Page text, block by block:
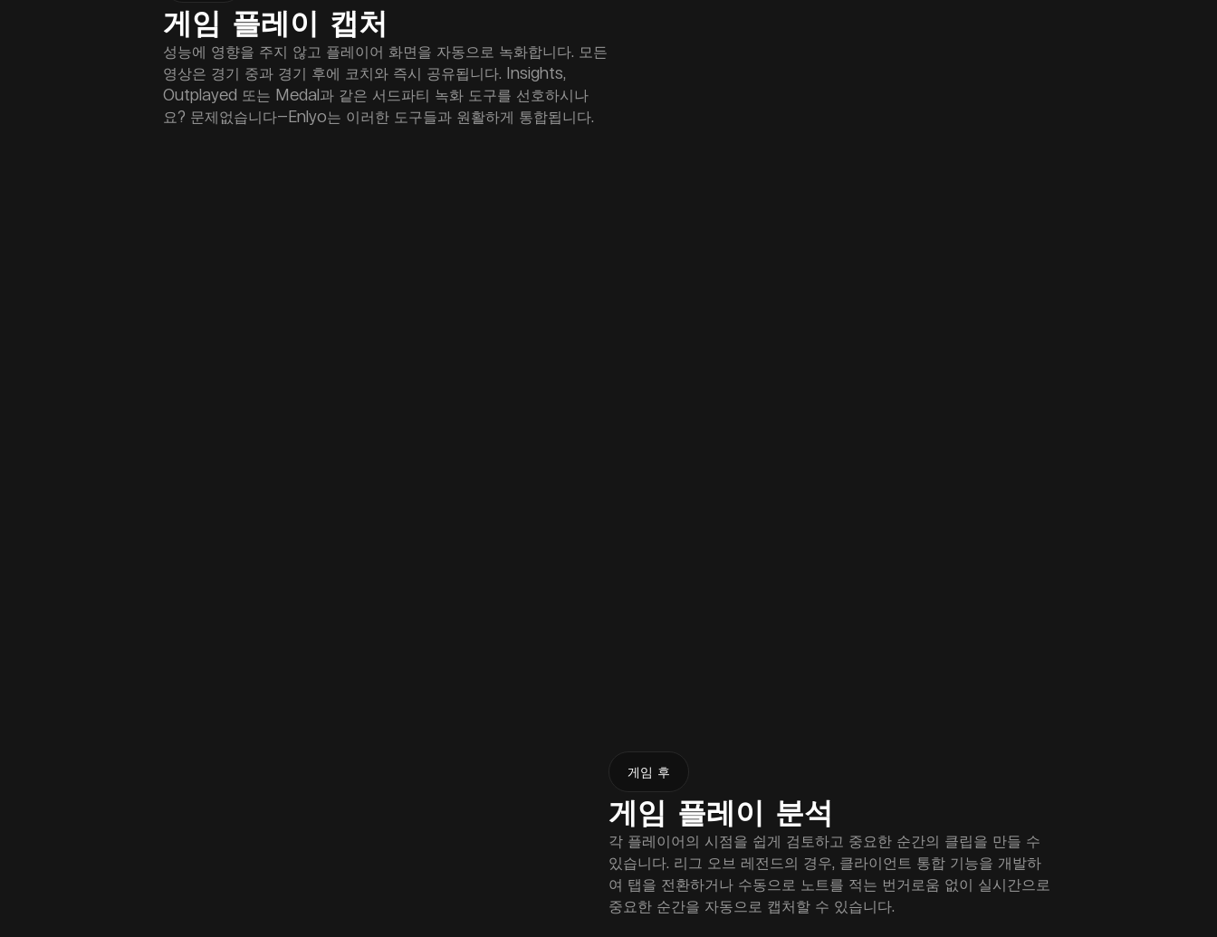
게임 플레이 캡처
성능에 영향을 주지 않고 플레이어 화면을 자동으로 녹화합니다. 모든
영상은 경기 중과 경기 후에 코치와 즉시 공유됩니다. Insights,
Outplayed 또는 Medal과 같은 서드파티 녹화 도구를 선호하시나
요? 문제없습니다—Enlyo는 이러한 도구들과 원활하게 통합됩니다.
게임 후
게임 플레이 분석
각 플레이어의 시점을 쉽게 검토하고 중요한 순간의 클립을 만들 수
있습니다. 리그 오브 레전드의 경우, 클라이언트 통합 기능을 개발하
여 탭을 전환하거나 수동으로 노트를 적는 번거로움 없이 실시간으로
중요한 순간을 자동으로 캡처할 수 있습니다.